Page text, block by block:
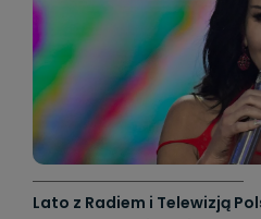
Lato z Radiem i Telewizją